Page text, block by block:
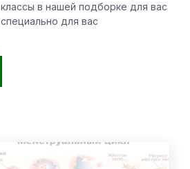
классы в нашей подборке для вас
специально для вас